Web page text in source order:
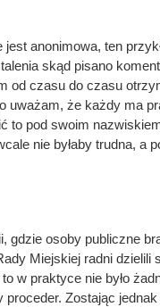
anonimowa, ten
skąd pisano
od czasu do czasu
uważam, że każdy ma
to pod swoim
nie byłaby trudna, a
osoby publiczne
Miejskiej radni dzielili
w praktyce nie było
proceder. Zostając